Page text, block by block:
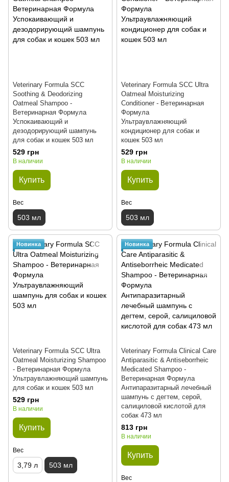
Veterinary Formula SCC
Soothing & Deodorizing
Oatmeal Shampoo -
Ветеринарная Формула
Успокаивающий и
дезодорирующий шампунь
для собак и кошек 503 мл
529 грн
В наличии
Купить
Вес
503 мл
Veterinary Formula SCC Ultra
Oatmeal Moisturizing
Conditioner - Ветеринарная
Формула
Ультраувлажняющий
кондиционер для собак и
кошек 503 мл
529 грн
В наличии
Купить
Вес
503 мл
Новинка
Veterinary Formula SCC Ultra
Oatmeal Moisturizing Shampoo
- Ветеринарная Формула
Ультраувлажняющий шампунь
для собак и кошек 503 мл
529 грн
В наличии
Купить
Вес
3,79 л 503 мл
Новинка
Veterinary Formula Clinical Care
Antiparasitic & Antiseborrheic
Medicated Shampoo -
Ветеринарная Формула
Антипаразитарный лечебный
шампунь с дегтем, серой,
салициловой кислотой для
собак 473 мл
813 грн
В наличии
Купить
Вес